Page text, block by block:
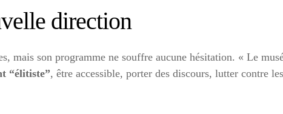
direction
mais son programme ne souffre aucune hésitation. « Le
“élitiste”, être accessible, porter des discours, lutter contre